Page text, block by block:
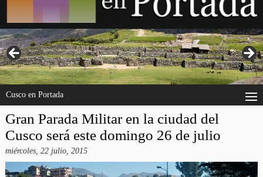
Cusco en Portada
Gran Parada Militar en la ciudad del
Cusco será este domingo 26 de julio
miércoles, 22 julio, 2015